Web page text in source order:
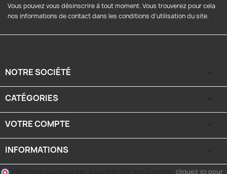
Vous pouvez vous désinscrire à tout moment. Vous trouverez pour cela
nos informations de contact dans les conditions d'utilisation du site.
NOTRE SOCIÉTÉ
CATÉGORIES
VOTRE COMPTE
INFORMATIONS
cliquez ici pour